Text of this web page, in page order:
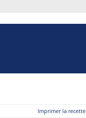
Imprimer la recette